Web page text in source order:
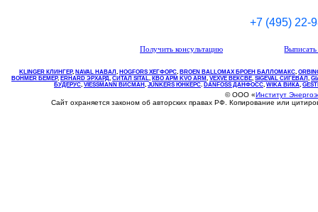
+7 (495) 22-
Получить консультацию
KLINGER КЛИНГЕР, NAVAL НАВАЛ , НOGFORS ХЕГФОРС, BROEN BALLOMAX БРОЕН БАЛЛОМАКС,
BOHMER БЕМЕР, ERHARD ЭРХАРД, СИТАЛ SITAL, КВО АРМ KVO ARM, VEXVE ВЕКСВЕ, SIGEVAL СИГЕВАЛ ,
БУДЕРУС, VIESSMANN ВИСМАН , JUNKERS ЮНКЕРС. DANFOSS ДАНФОСС, WIKA ВИКА,
© ООО «Институт
Сайт охраняется законом об авторских правах РФ. Копирование или